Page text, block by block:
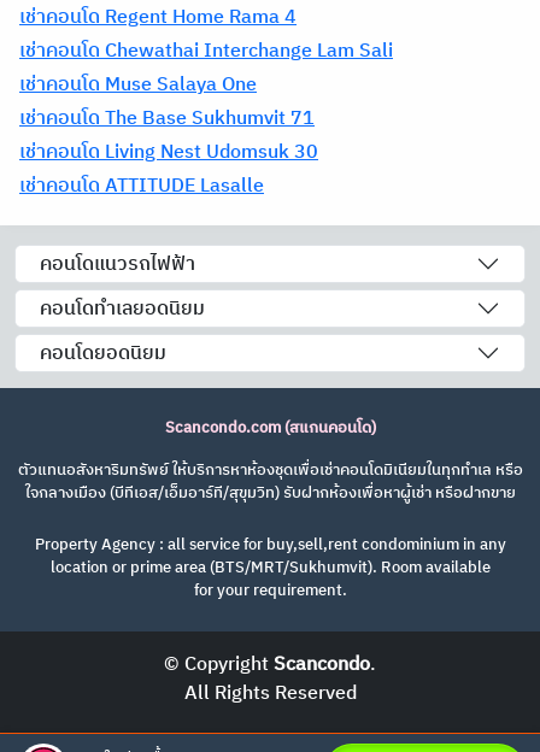
เช่าคอนโด Regent Home Rama 4
เช่าคอนโด Chewathai Interchange Lam Sali
เช่าคอนโด Muse Salaya One
เช่าคอนโด The Base Sukhumvit 71
เช่าคอนโด Living Nest Udomsuk 30
เช่าคอนโด ATTITUDE Lasalle
คอนโดแนวรถไฟฟ้า
คอนโดทำเลยอดนิยม
คอนโดยอดนิยม
Scancondo.com (สแกนคอนโด)
ตัวแทนอสังหาริมทรัพย์ ให้บริการหาห้องชุดเพื่อเช่าคอนโดมิเนียมในทุกทำเล หรือ
ใจกลางเมือง (บีทีเอส/เอ็มอาร์ที/สุขุมวิท) รับฝากห้องเพื่อหาผู้เช่า หรือฝากขาย
Property Agency : all service for buy,sell,rent condominium in any
location or prime area (BTS/MRT/Sukhumvit). Room available
for your requirement.
© CopyrightScancondo.
All Rights Reserved